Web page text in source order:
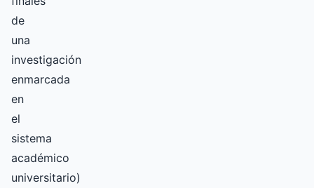
de
una
investigación
enmarcada
en
el
sistema
académico
universitario)